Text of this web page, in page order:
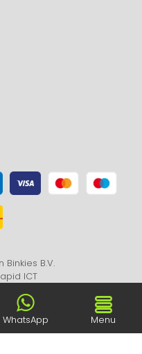
B.V.
ICT
WhatsApp Menu